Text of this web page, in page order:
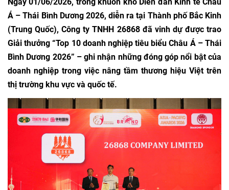
Á – Thái Bình Dương 2026, diễn ra tại Thành phố Bắc Kinh
(Trung Quốc), Công ty TNHH 26868 đã vinh dự được trao
Giải thưởng “Top 10 doanh nghiệp tiêu biểu Châu Á – Thái
Bình Dương 2026” – ghi nhận những đóng góp nổi bật của
doanh nghiệp trong việc nâng tầm thương hiệu Việt trên
thị trường khu vực và quốc tế.